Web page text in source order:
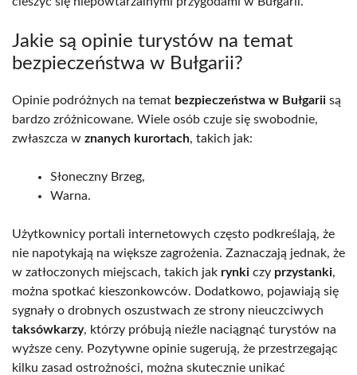
Jakie są opinie turystów na temat
bezpieczeństwa w Bułgarii?
Opinie podróżnych na temat bezpieczeństwa w Bułgarii są
bardzo zróżnicowane. Wiele osób czuje się swobodnie,
zwłaszcza w znanych kurortach, takich jak:
Słoneczny Brzeg,
Warna.
Użytkownicy portali internetowych często podkreślają, że
nie napotykają na większe zagrożenia. Zaznaczają jednak, że
w zatłoczonych miejscach, takich jak rynki czy przystanki,
można spotkać kieszonkowców. Dodatkowo, pojawiają się
sygnały o drobnych oszustwach ze strony nieuczciwych
taksówkarzy, którzy próbują nieźle naciągnąć turystów na
wyższe ceny. Pozytywne opinie sugerują, że przestrzegając
kilku zasad ostrożności, można skutecznie unikać